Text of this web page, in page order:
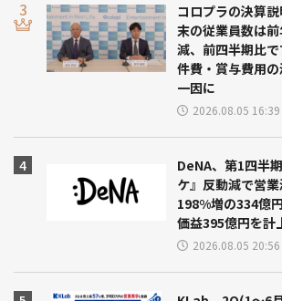
コロプラの決算
末の従業員数は
減、前四半期比
件費・賞与費用
一因に
2026.08.05 16:39
DeNA、第1四半
ケ』反動減で営
198%増の334億
価益395億円を計
2026.08.05 20:56